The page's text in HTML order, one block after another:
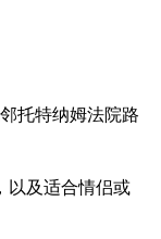
托特纳姆法院路
以及适合情侣或